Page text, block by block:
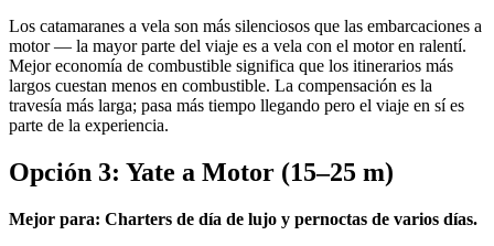
Los catamaranes a vela son más silenciosos que las embarcaciones a
motor — la mayor parte del viaje es a vela con el motor en ralentí.
Mejor economía de combustible significa que los itinerarios más
largos cuestan menos en combustible. La compensación es la
travesía más larga; pasa más tiempo llegando pero el viaje en sí es
parte de la experiencia.
Opción 3: Yate a Motor (15–25 m)
Mejor para: Charters de día de lujo y pernoctas de varios días.